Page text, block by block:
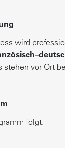
wird
stehen vor Ort
folgt.